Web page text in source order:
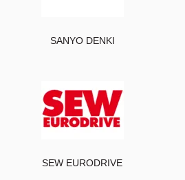
SANYO DENKI
SEW EURODRIVE